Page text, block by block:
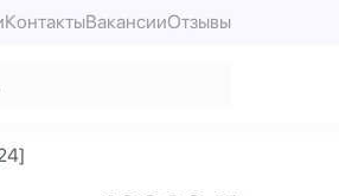
КонтактыВакансииОтзывы